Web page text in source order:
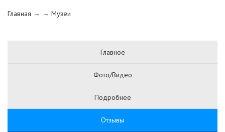
Главная → → Музеи
Главное
Фото/Видео
Подробнее
Отзывы